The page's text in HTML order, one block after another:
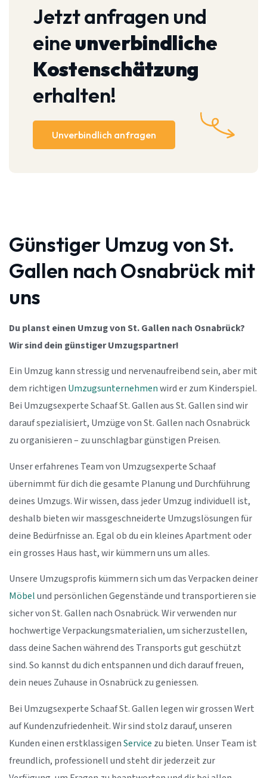
Jetzt anfragen und
eineunverbindliche
Kostenschätzung
erhalten!
Unverbindlich anfragen
Günstiger Umzug von St.
Gallen nach Osnabrück mit
uns
Du planst einen Umzug von St. Gallen nach Osnabrück?
Wir sind dein günstiger Umzugspartner!
Ein Umzug kann stressig und nervenaufreibend sein, aber mit
dem richtigen Umzugsunternehmenwird er zum Kinderspiel.
Bei Umzugsexperte Schaaf St. Gallen aus St. Gallen sind wir
darauf spezialisiert, Umzüge von St. Gallen nach Osnabrück
zu organisieren – zu unschlagbar günstigen Preisen.
Unser erfahrenes Team von Umzugsexperte Schaaf
übernimmt für dich die gesamte Planung und Durchführung
deines Umzugs. Wir wissen, dass jeder Umzug individuell ist,
deshalb bieten wir massgeschneiderte Umzugslösungen für
deine Bedürfnisse an. Egal ob du ein kleines Apartment oder
ein grosses Haus hast, wir kümmern uns um alles.
Unsere Umzugsprofis kümmern sich um das Verpacken deiner
Möbelund persönlichen Gegenstände und transportieren sie
sicher von St. Gallen nach Osnabrück. Wir verwenden nur
hochwertige Verpackungsmaterialien, um sicherzustellen,
dass deine Sachen während des Transports gut geschützt
sind. So kannst du dich entspannen und dich darauf freuen,
dein neues Zuhause in Osnabrück zu geniessen.
Bei Umzugsexperte Schaaf St. Gallen legen wir grossen Wert
auf Kundenzufriedenheit. Wir sind stolz darauf, unseren
Kunden einen erstklassigenService zu bieten. Unser Team ist
freundlich, professionell und steht dir jederzeit zur